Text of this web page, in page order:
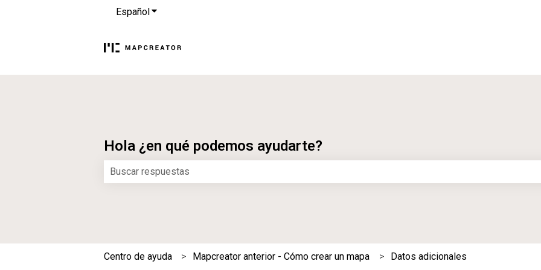
EspañolTraducciones de Mostrar submenú de
Hola ¿en qué podemos ayudarte?
Centro de ayuda Mapcreator anterior - Cómo crear un mapa Datos adicionales